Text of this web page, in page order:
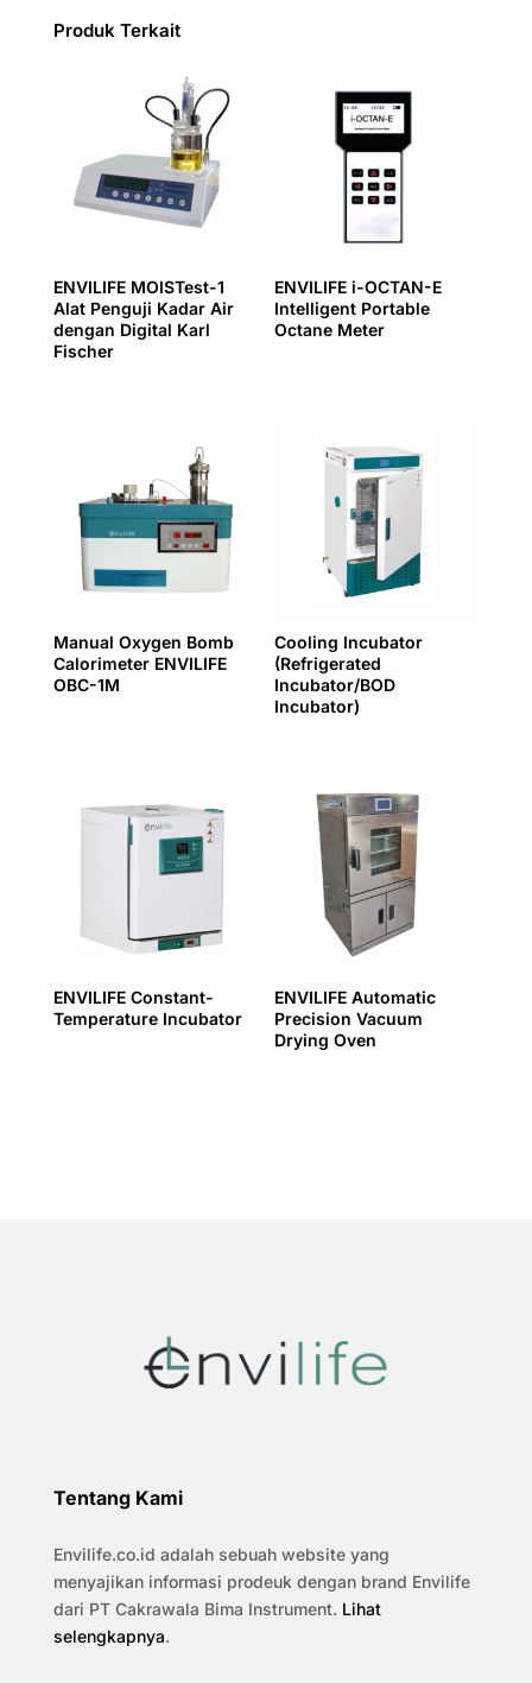
Produk Terkait
ENVILIFE MOISTest-1
Alat Penguji Kadar Air
dengan Digital Karl
Fischer
ENVILIFE i-OCTAN-E
Intelligent Portable
Octane Meter
Manual Oxygen Bomb
Calorimeter ENVILIFE
OBC-1M
Cooling Incubator
(Refrigerated
Incubator/BOD
Incubator)
ENVILIFE Constant-
Temperature Incubator
ENVILIFE Automatic
Precision Vacuum
Drying Oven
Tentang Kami
Envilife.co.id adalah sebuah website yang
menyajikan informasi prodeuk dengan brand Envilife
dari PT Cakrawala Bima Instrument. Lihat
selengkapnya.